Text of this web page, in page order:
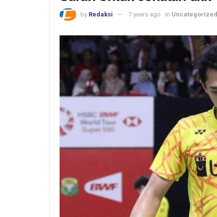
by Redaksi 7 years ago in Uncategorized